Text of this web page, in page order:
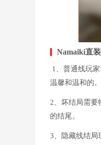
Namaiki直
1、普通线玩
温馨和温和的。
2、坏结局需要
的结尾。
3、隐藏线结局